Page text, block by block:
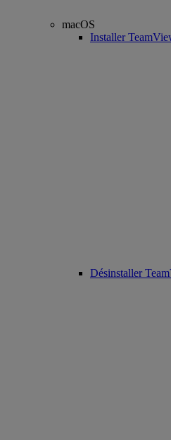
macOS
Installer
Désinstaller